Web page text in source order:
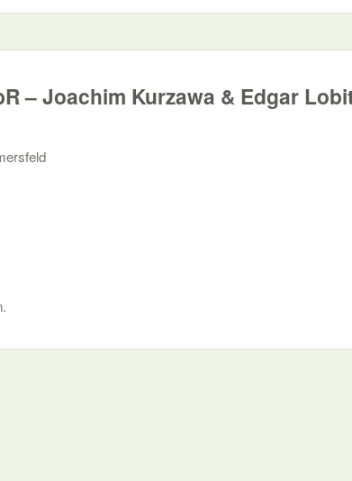
– Joachim Kurzawa & Edgar